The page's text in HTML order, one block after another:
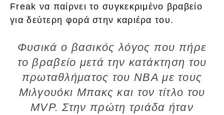
Freak να παίρνει το συγκεκριμένο βραβείο
για δεύτερη φορά στην καριέρα του.
Φυσικά ο βασικός λόγος που πήρε
το βραβείο μετά την κατάκτηση του
πρωταθλήματος του NBA με τους
Μιλγουόκι Μπακς και τον τίτλο του
MVP. Στην πρώτη τριάδα ήταν